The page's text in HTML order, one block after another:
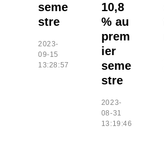
seme
stre
2023-
09-15
13:28:57
10,8
% au
prem
ier
seme
stre
2023-
08-31
13:19:46